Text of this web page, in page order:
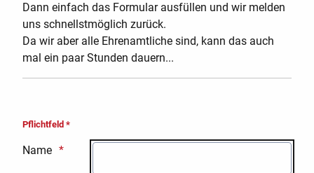
Dann einfach das Formular ausfüllen und wir melden
uns schnellstmöglich zurück.
Da wir aber alle Ehrenamtliche sind, kann das auch
mal ein paar Stunden dauern...
Pflichtfeld *
Name